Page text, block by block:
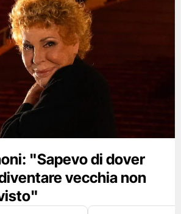
"Sapevo di dover
vecchia non